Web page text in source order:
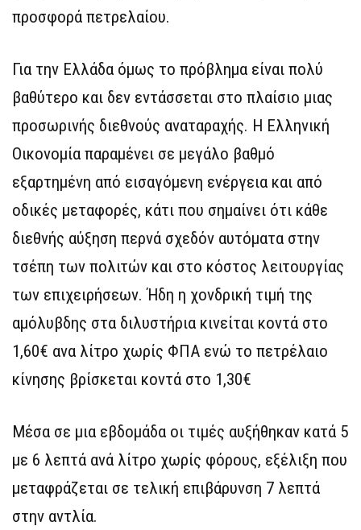
προσφορά πετρελαίου.
Για την Ελλάδα όμως το πρόβλημα είναι πολύ
βαθύτερο και δεν εντάσσεται στο πλαίσιο μιας
προσωρινής διεθνούς αναταραχής. Η Ελληνική
Οικονομία παραμένει σε μεγάλο βαθμό
εξαρτημένη από εισαγόμενη ενέργεια και από
οδικές μεταφορές, κάτι που σημαίνει ότι κάθε
διεθνής αύξηση περνά σχεδόν αυτόματα στην
τσέπη των πολιτών και στο κόστος λειτουργίας
των επιχειρήσεων. Ήδη η χονδρική τιμή της
αμόλυβδης στα διλυστήρια κινείται κοντά στο
1,60€ ανα λίτρο χωρίς ΦΠΑ ενώ το πετρέλαιο
κίνησης βρίσκεται κοντά στο 1,30€
Μέσα σε μια εβδομάδα οι τιμές αυξήθηκαν κατά 5
με 6 λεπτά ανά λίτρο χωρίς φόρους, εξέλιξη που
μεταφράζεται σε τελική επιβάρυνση 7 λεπτά
στην αντλία.